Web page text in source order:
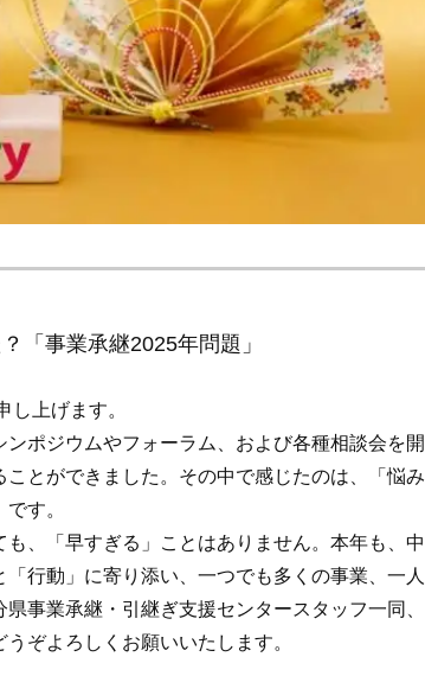
「事業承継2025年問題」
上げます。
ポジウムやフォーラム、および各種相談会を開
とができました。その中で感じたのは、「悩み
す。
、「早すぎる」ことはありません。本年も、中
行動」に寄り添い、一つでも多くの事業、一人
事業承継・引継ぎ支援センタースタッフ一同、
ぞよろしくお願いいたします。